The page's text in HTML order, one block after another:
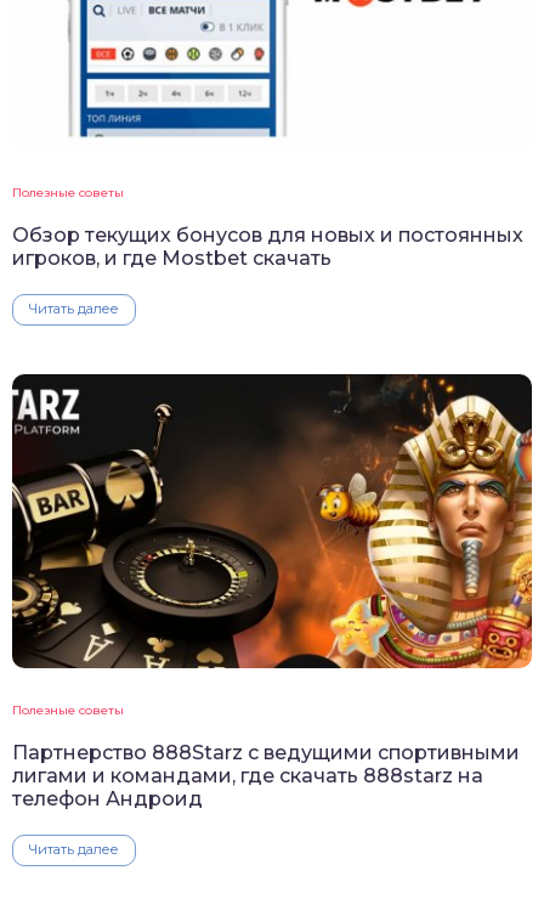
Полезные советы
Обзор текущих бонусов для новых и постоянных
игроков, и где Mostbet скачать
Читать далее
Полезные советы
Партнерство 888Starz с ведущими спортивными
лигами и командами, где скачать 888starz на
телефон Андроид
Читать далее